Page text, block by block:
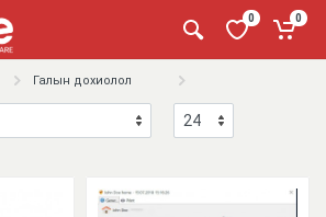
0 0
Галын дохиолол